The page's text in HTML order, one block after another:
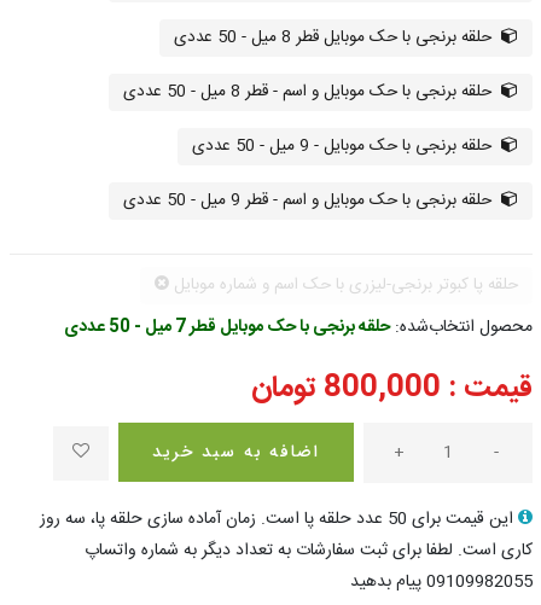
حلقه برنجی با حک موبایل قطر 8 میل - 50 عددی
حلقه برنجی با حک موبایل و اسم - قطر 8 میل - 50 عددی
حلقه برنجی با حک موبایل - 9 میل - 50 عددی
حلقه برنجی با حک موبایل و اسم - قطر 9 میل - 50 عددی
حلقه پا کبوتر برنجی-لیزری با حک اسم و شماره موبایل
محصول انتخاب‌شده:حلقه برنجی با حک موبایل قطر 7 میل - 50 عددی
قیمت : 800,000 تومان
-
+ اضافه به سبد خرید
این قیمت برای 50 عدد حلقه پا است. زمان آماده سازی حلقه پا، سه روز
کاری است. لطفا برای ثبت سفارشات به تعداد دیگر به شماره واتساپ
09109982055 پیام بدهید